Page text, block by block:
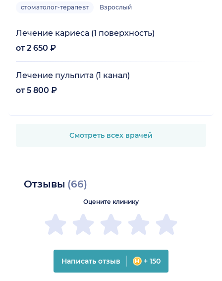
стоматолог-терапевт Взрослый
Лечение кариеса (1 поверхность)
от 2 650 ₽
Лечение пульпита (1 канал)
от 5 800 ₽
Смотреть всех врачей
Отзывы (66)
Оцените клинику
Написать отзыв + 150